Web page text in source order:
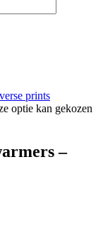
optie kan gekozen
–